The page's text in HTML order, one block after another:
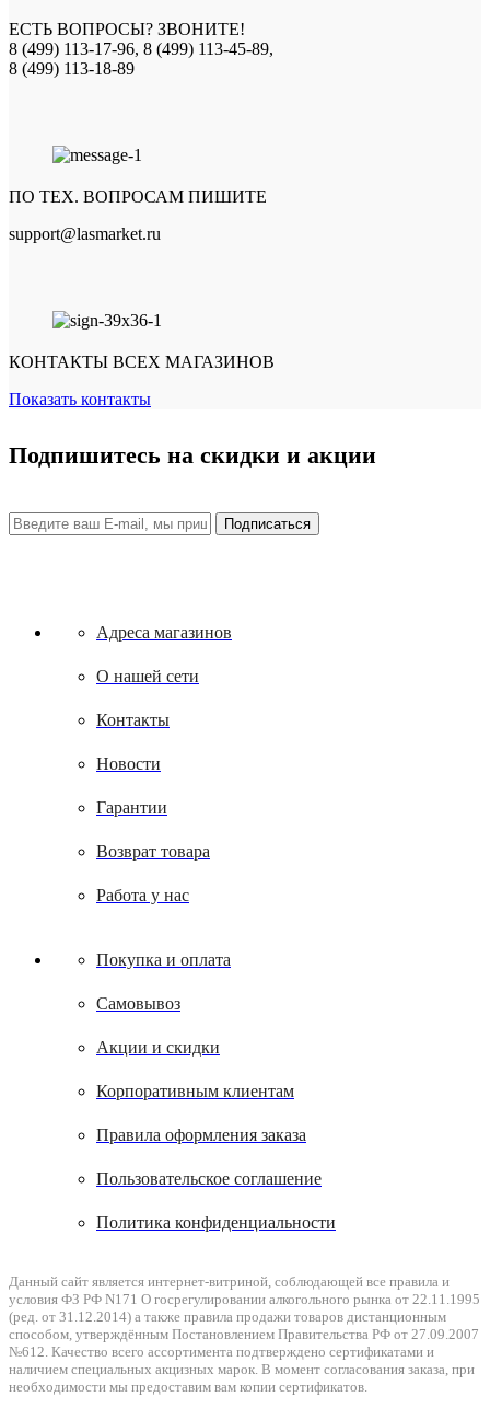
ЕСТЬ ВОПРОСЫ? ЗВОНИТЕ!
8 (499) 113-17-96, 8 (499) 113-45-89,
8 (499) 113-18-89
ПО ТЕХ. ВОПРОСАМ ПИШИТЕ
support@lasmarket.ru
КОНТАКТЫ ВСЕХ МАГАЗИНОВ
Показать контакты
Подпишитесь на скидки и акции
Адреса магазинов
О нашей сети
Контакты
Новости
Гарантии
Возврат товара
Работа у нас
Покупка и оплата
Самовывоз
Акции и скидки
Корпоративным клиентам
Правила оформления заказа
Пользовательское соглашение
Политика конфиденциальности
Данный сайт является интернет-витриной, соблюдающей все правила и
условия ФЗ РФ N171 О госрегулировании алкогольного рынка от 22.11.1995
(ред. от 31.12.2014) а также правила продажи товаров дистанционным
способом, утверждённым Постановлением Правительства РФ от 27.09.2007
№612. Качество всего ассортимента подтверждено сертификатами и
наличием специальных акцизных марок. В момент согласования заказа, при
необходимости мы предоставим вам копии сертификатов.